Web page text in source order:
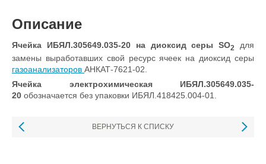
Описание
Ячейка ИБЯЛ.305649.035-20 на диоксид серы SO2
для
замены выработавших свой ресурс ячеек на диоксид серы
газоанализаторов АНКАТ-7621-02.
Ячейка электрохимическая ИБЯЛ.305649.035-
20 обозначается без упаковки ИБЯЛ.418425.004-01.
ВЕРНУТЬСЯ К СПИСКУ